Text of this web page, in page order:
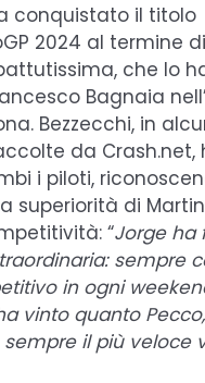
conquistato il titolo
2024 al termine
che lo
Bagnaia
Bezzecchi, in
da Crash.net,
i piloti,
superiorità di
“Jorge ha
sempre
in ogni
vinto quanto
il più veloce